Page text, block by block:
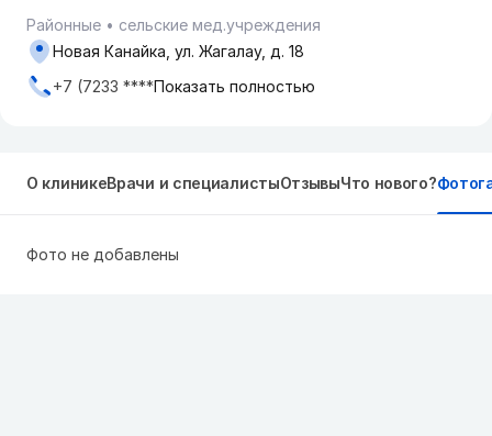
Районные
сельские мед.учреждения
Новая Канайка, ул. Жагалау, д. 18
+7 (7233 ****Показать полностью
О клиникеВрачи и специалистыОтзывыЧто нового?
Фото не добавлены